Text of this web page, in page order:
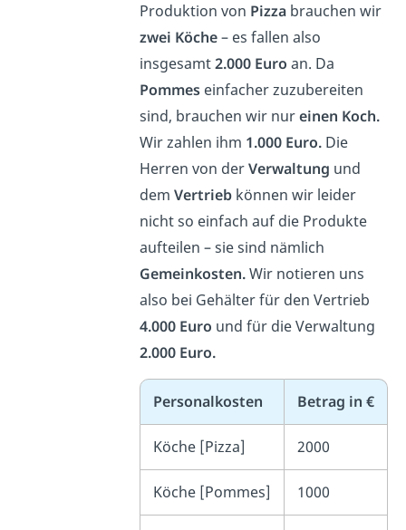
Produktion von Pizzabrauchen wir
zwei Köche– es fallen also
insgesamt2.000 Euro an. Da
Pommeseinfacher zuzubereiten
sind, brauchen wir nureinen Koch.
Wir zahlen ihm 1.000 Euro.Die
Herren von derVerwaltung und
dem Vertriebkönnen wir leider
nicht so einfach auf die Produkte
aufteilen – sie sind nämlich
Gemeinkosten.Wir notieren uns
also bei Gehälter für den Vertrieb
4.000 Euro und für die Verwaltung
2.000 Euro.
Personalkosten Betrag in €
Köche [Pizza] 2000
Köche [Pommes] 1000